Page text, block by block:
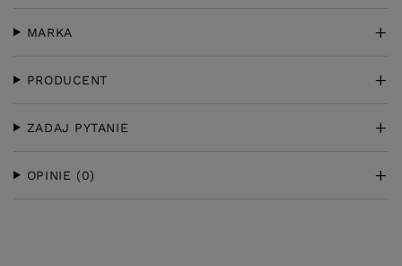
MARKA
PRODUCENT
ZADAJ PYTANIE
OPINIE (0)